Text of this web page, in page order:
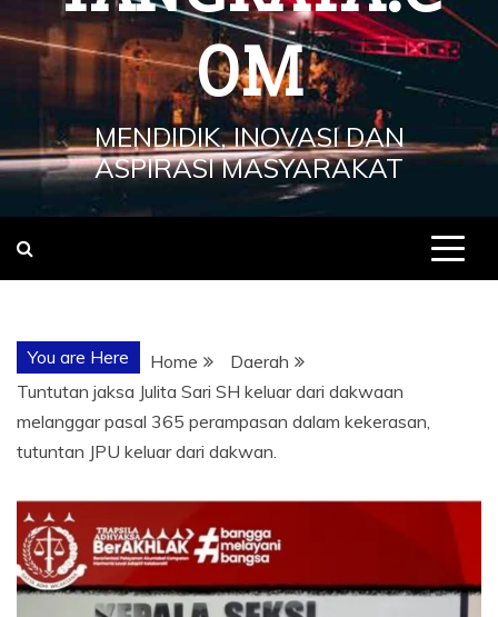
OM
MENDIDIK, INOVASI DAN
ASPIRASI MASYARAKAT
You are Here Home
Daerah
Tuntutan jaksa Julita Sari SH keluar dari dakwaan
melanggar pasal 365 perampasan dalam kekerasan,
tutuntan JPU keluar dari dakwan.